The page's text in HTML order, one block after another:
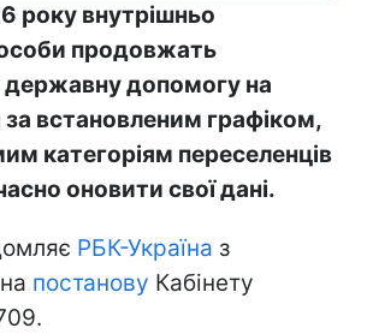
року внутрішньо
продовжать
допомогу на
встановленим графіком,
категоріям переселенців
оновити свої дані.
РБК-Україна з
постанову Кабінету